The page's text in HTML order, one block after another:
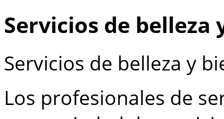
Servicios de belleza
Servicios de belleza y
Los profesionales de